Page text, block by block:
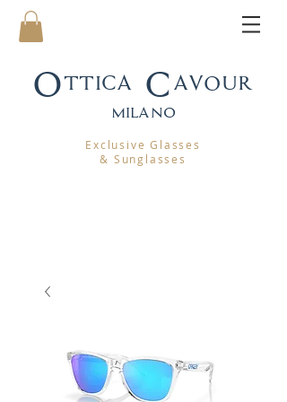
Ottica Cavour
milano
Exclusive Glasses
& Sunglasses